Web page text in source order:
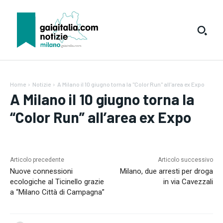
Testo: A- Reset A+
Home Notizie A Milano il 10 giugno torna la "Color Run" all'area ex Expo
A Milano il 10 giugno torna la
“Color Run” all’area ex Expo
Articolo precedente
Nuove connessioni
ecologiche al Ticinello grazie
a “Milano Città di Campagna”
Articolo successivo
Milano, due arresti per droga
in via Cavezzali